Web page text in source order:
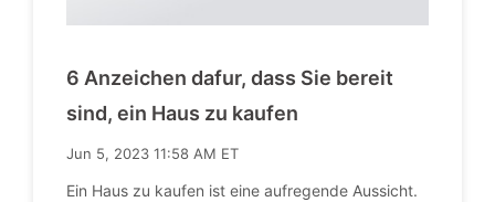
6 Anzeichen dafur, dass Sie bereit
sind, ein Haus zu kaufen
Jun 5, 2023 11:58 AM ET
Ein Haus zu kaufen ist eine aufregende Aussicht.